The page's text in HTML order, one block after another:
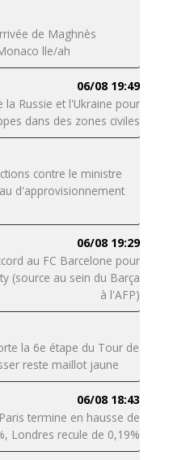
de Maghnès
lle/ah
06/08 19:49
la Russie et l'Ukraine pour
dans des zones civiles
contre le ministre
d'approvisionnement
06/08 19:29
au FC Barcelone pour
(source au sein du Barça
à l'AFP)
la 6e étape du Tour de
reste maillot jaune
06/08 18:43
termine en hausse de
Londres recule de 0,19%